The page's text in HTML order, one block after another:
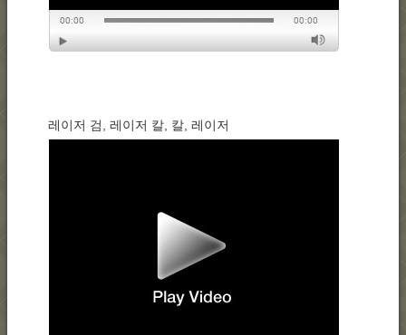
레이저 검, 레이저 칼, 칼, 레이저